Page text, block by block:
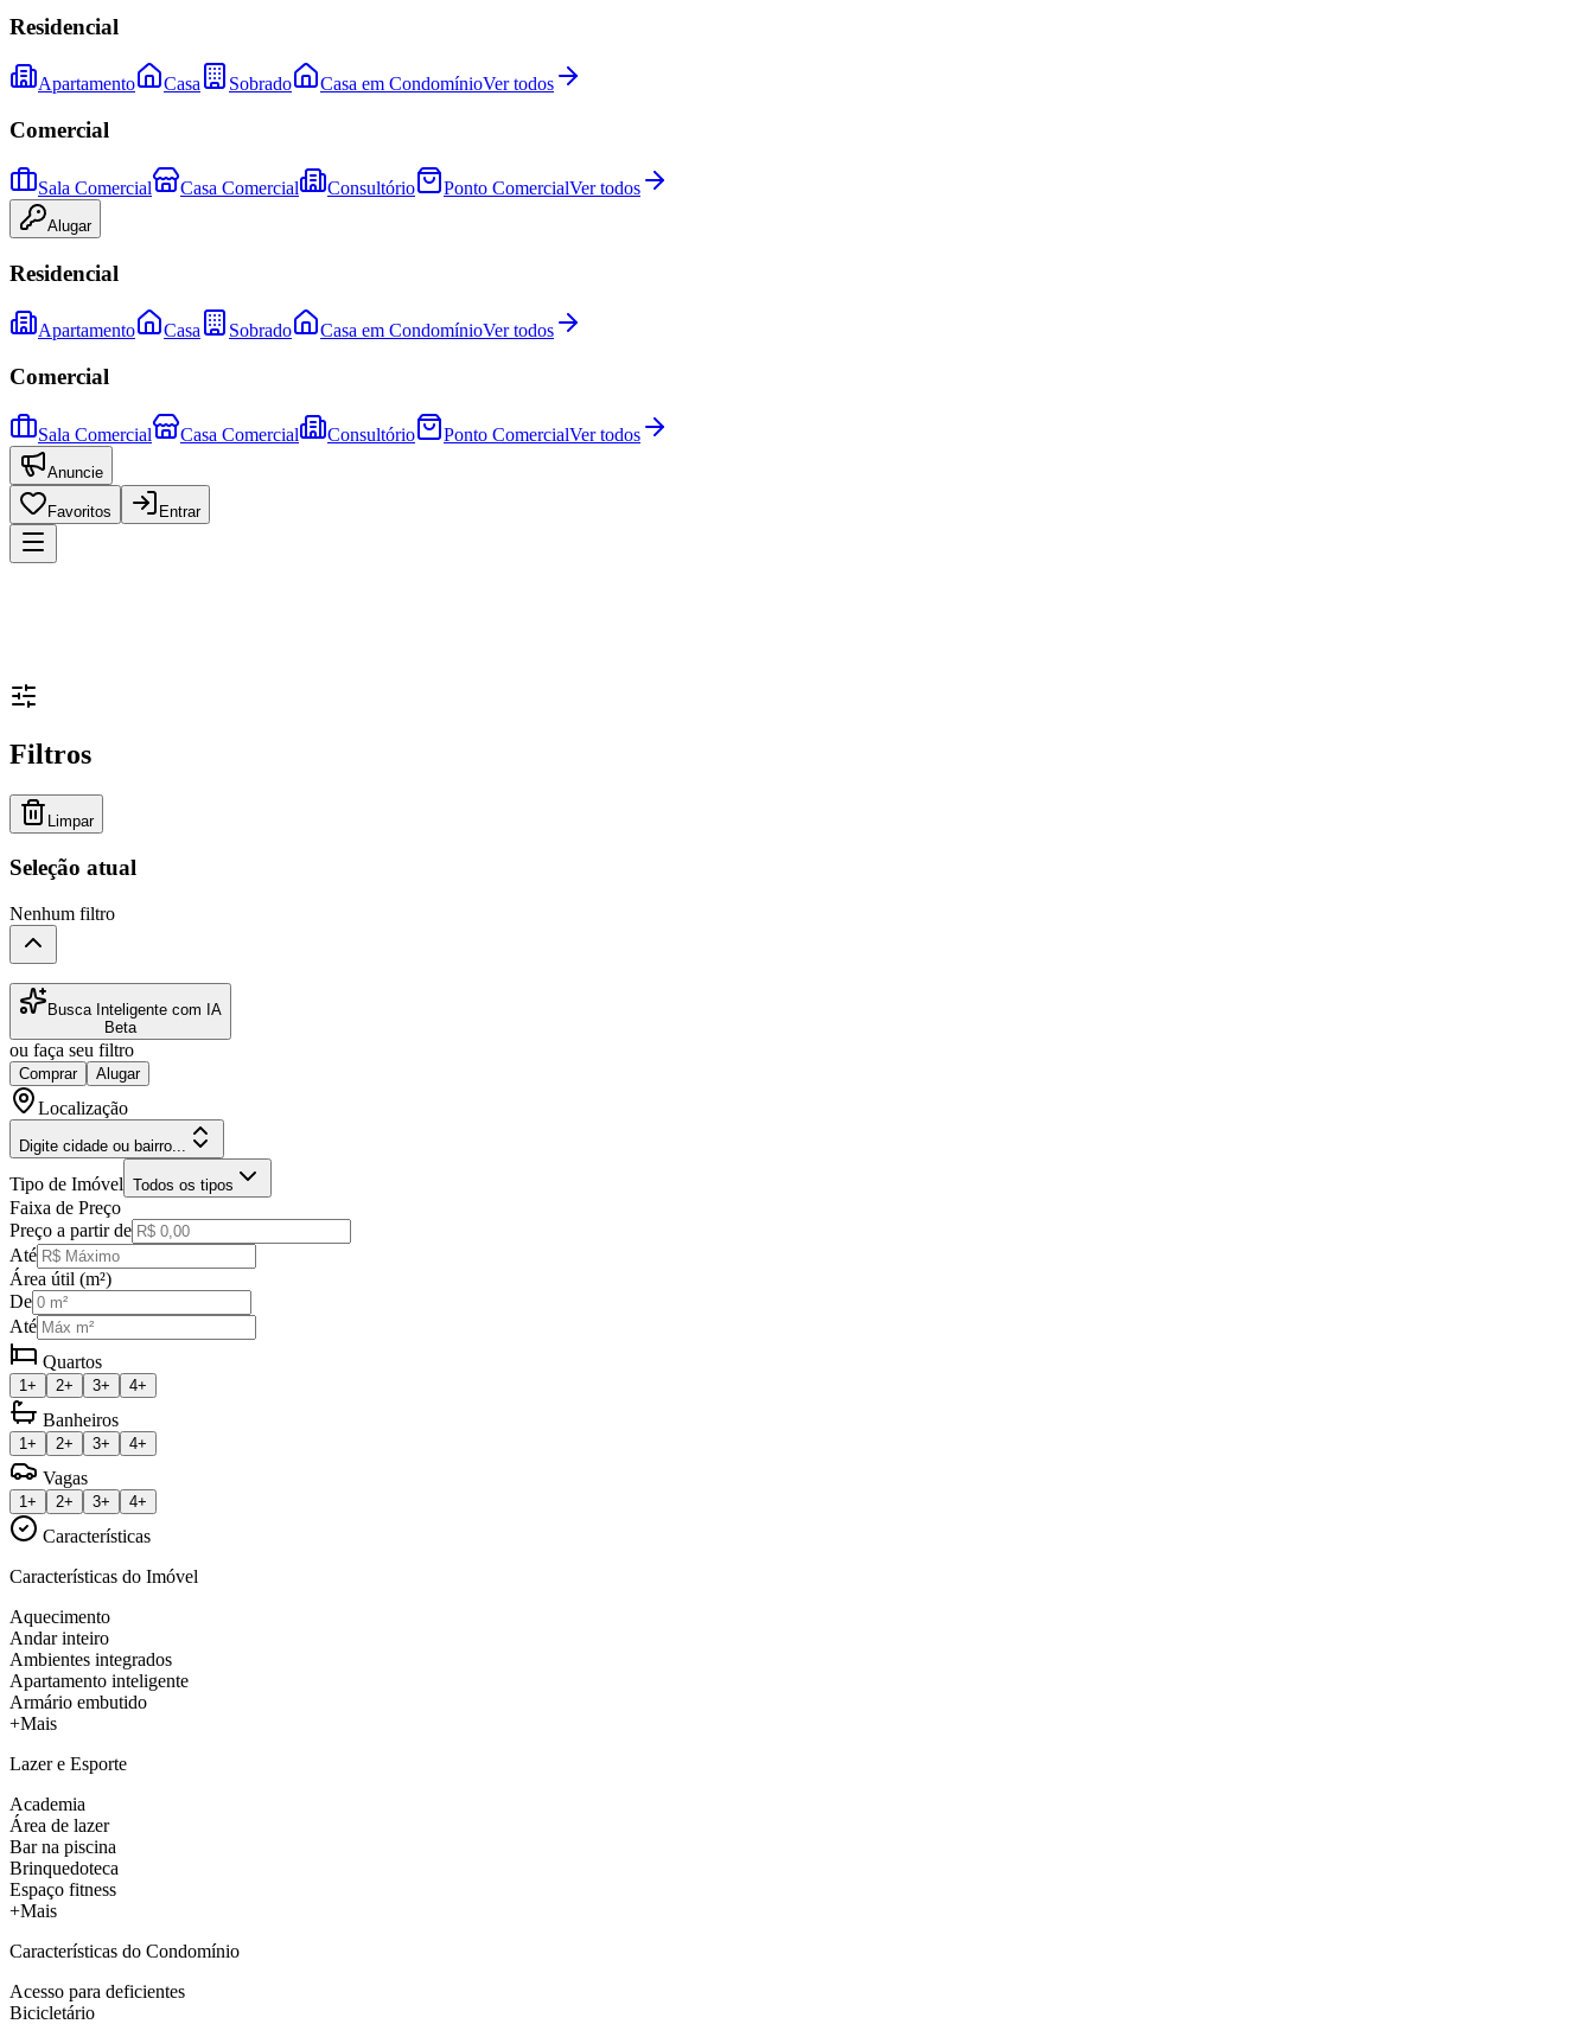
Residencial
Apartamento Casa Sobrado Casa em CondomínioVer todos
Comercial
Sala Comercial Casa Comercial Consultório Ponto ComercialVer todos
Alugar
Residencial
Apartamento Casa Sobrado Casa em CondomínioVer todos
Comercial
Sala Comercial Casa Comercial Consultório Ponto ComercialVer todos
Anuncie
Favoritos Entrar
Filtros
Limpar
Seleção atual
Nenhum filtro
Busca Inteligente com IA
Beta
ou faça seu filtro
Comprar Alugar
Localização
Digite cidade ou bairro...
Tipo de Imóvel Todos os tipos
Faixa de Preço
Preço a partir de
Até
Área útil (m²)
De
Até
Quartos
1+ 2+ 3+ 4+
Banheiros
1+ 2+ 3+ 4+
Vagas
1+ 2+ 3+ 4+
Características
Características do Imóvel
Aquecimento
Andar inteiro
Ambientes integrados
Apartamento inteligente
Armário embutido
+Mais
Lazer e Esporte
Academia
Área de lazer
Bar na piscina
Brinquedoteca
Espaço fitness
+Mais
Características do Condomínio
Acesso para deficientes
Bicicletário